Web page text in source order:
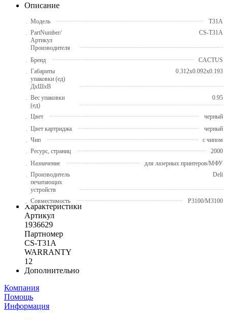
Описание
Модель
T31A
PartNumber/
Артикул
Производителя
CS-T31A
Бренд
CACTUS
Габариты
упаковки (ед)
ДхШхВ
0.312x0.092x0.193
Вес упаковки
(ед)
0.95
Цвет
черный
Цвет картриджа
черный
Чип
с чипом
Ресурс, страниц
2000
Назначение
для лазерных принтеров/МФУ
Производитель
печатающих
устройств
Deli
Совместимость P3100/M3100
Характеристики
Артикул
1936629
Партномер
CS-T31A
WARRANTY
12
Дополнительно
Компания
Помощь
Информация